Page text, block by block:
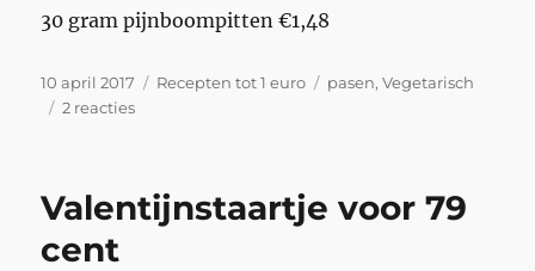
30 gram pijnboompitten €1,48
Geplaatst
op
10 april 2017 Categorieën
Recepten tot 1 euro Tags
pasen,Vegetarisch
2 reactiesop
62
cent
Valentijnstaartje voor 79
cent